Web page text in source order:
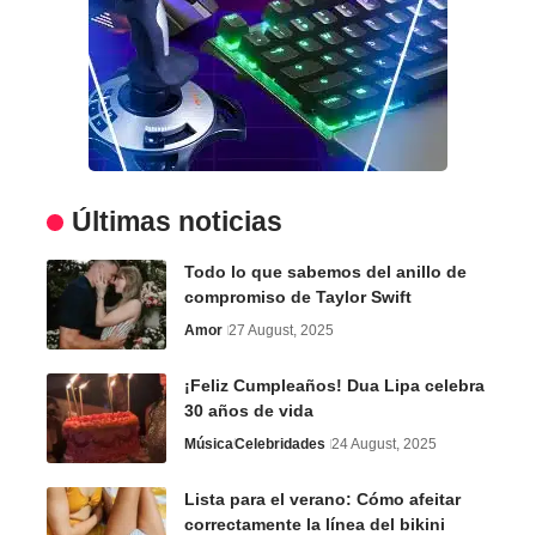
Últimas noticias
Todo lo que sabemos del anillo de
compromiso de Taylor Swift
Amor 27 August, 2025
¡Feliz Cumpleaños! Dua Lipa celebra
30 años de vida
MúsicaCelebridades 24 August, 2025
Lista para el verano: Cómo afeitar
correctamente la línea del bikini